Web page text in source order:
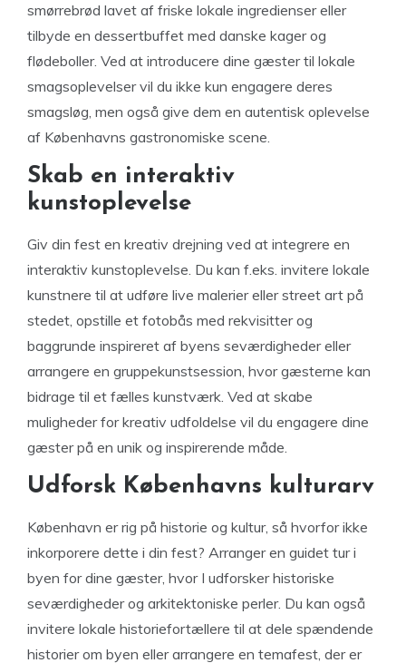
smørrebrød lavet af friske lokale ingredienser eller
tilbyde en dessertbuffet med danske kager og
flødeboller. Ved at introducere dine gæster til lokale
smagsoplevelser vil du ikke kun engagere deres
smagsløg, men også give dem en autentisk oplevelse
af Københavns gastronomiske scene.
Skab en interaktiv
kunstoplevelse
Giv din fest en kreativ drejning ved at integrere en
interaktiv kunstoplevelse. Du kan f.eks. invitere lokale
kunstnere til at udføre live malerier eller street art på
stedet, opstille et fotobås med rekvisitter og
baggrunde inspireret af byens seværdigheder eller
arrangere en gruppekunstsession, hvor gæsterne kan
bidrage til et fælles kunstværk. Ved at skabe
muligheder for kreativ udfoldelse vil du engagere dine
gæster på en unik og inspirerende måde.
Udforsk Københavns kulturarv
København er rig på historie og kultur, så hvorfor ikke
inkorporere dette i din fest? Arranger en guidet tur i
byen for dine gæster, hvor I udforsker historiske
seværdigheder og arkitektoniske perler. Du kan også
invitere lokale historiefortællere til at dele spændende
historier om byen eller arrangere en temafest, der er